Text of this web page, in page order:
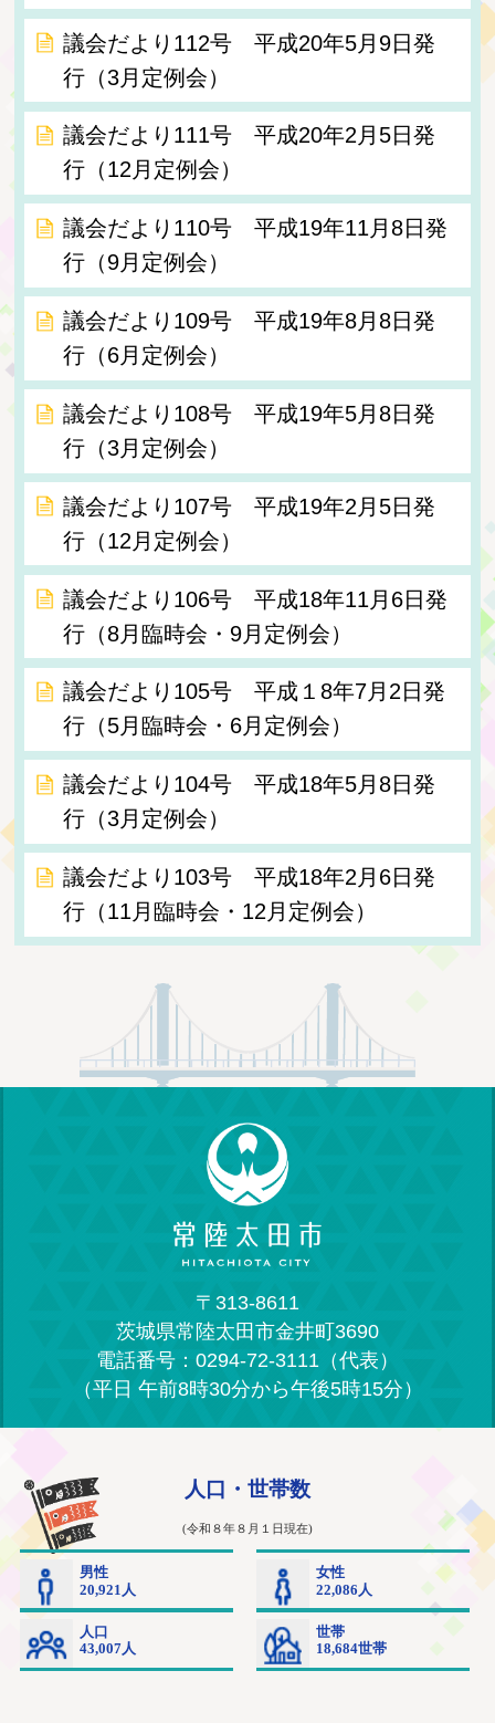
議会だより112号 平成20年5月9日発
行（3月定例会）
議会だより111号 平成20年2月5日発
行（12月定例会）
議会だより110号 平成19年11月8日発
行（9月定例会）
議会だより109号 平成19年8月8日発
行（6月定例会）
議会だより108号 平成19年5月8日発
行（3月定例会）
議会だより107号 平成19年2月5日発
行（12月定例会）
議会だより106号 平成18年11月6日発
行（8月臨時会・9月定例会）
議会だより105号 平成１8年7月2日発
行（5月臨時会・6月定例会）
議会だより104号 平成18年5月8日発
行（3月定例会）
議会だより103号 平成18年2月6日発
行（11月臨時会・12月定例会）
〒313-8611
茨城県常陸太田市金井町3690
電話番号：0294-72-3111（代表）
（平日 午前8時30分から午後5時15分）